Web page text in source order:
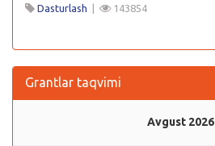
Dasturlash | 143854
Grantlar taqvimi
Avgust 2026